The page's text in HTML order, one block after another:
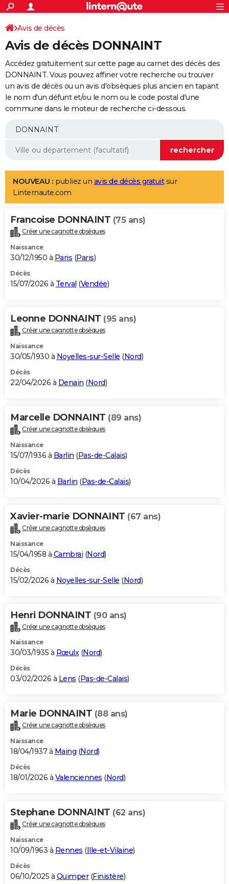
ACTUALITÉS
Politique
Société
Faits Divers
Education
Monde
Villes
+
SPORT
Coupe du monde 2026
Football
Tennis
Cyclisme
Rugby
Forum
Programme TV
TNT
Streaming
Cinéma
Sorties cinéma
Musique
+
FINANCE
Impôts
Immobilier
Risques naturels par ville
Banque
Assurance
Crédit
AUTO
Essais
Réserver un essai
Citadines
Berlines
SUV
Forum auto
+
Mobiles
Meilleur smartphone
Internet
Ordinateurs
Jeux vidéo
Guide high-tech
Aménagement intérieur
LIFESTYLE
Art de vivre
Bien-être
Loisirs
Mode
Modes de vie
Alimentation
Guide de la santé
Maladies
Médicaments
Sommeil
VOYAGE
Destinations
City break
Voyage nature
Voyage de noces
Forum
Climat
+PHOTO
GUIDES D'ACHAT
BONS PLANS
Carte de Noël
Carte Bonne année
Carte Saint-Valentin
Carte Pâques
Carte d'anniversaire
DICTIONNAIRE
Dictionnaire
Biographies
Citations
Expressions
Proverbes
PROGRAMME TV
S'inscrire
Se connecter
Lycées
Collèges
Primaires
Universités
Entreprises
Service militaire
Avis de recherche
AVIS DE DÉCÈS
Bricolage
Lifestyle
Culture
Sport
Auto
Television
Voyage
Cinema
Avis de décès
Avis de décès DONNAINT
Accédez gratuitement sur cette page au carnet des décès des
DONNAINT. Vous pouvez affiner votre recherche ou trouver
un avis de décès ou un avis d'obsèques plus ancien en tapant
le nom d'un défunt et/ou le nom ou le code postal d'une
commune dans le moteur de recherche ci-dessous.
NOUVEAU : publiez un avis de décès gratuitsur
Linternaute.com
Francoise DONNAINT (75 ans)
Créer une cagnotte obsèques
Naissance
30/12/1950 à Paris (Paris)
Décès
15/07/2026 à Terval (Vendée)
Leonne DONNAINT (95 ans)
Créer une cagnotte obsèques
Naissance
30/05/1930 à Noyelles-sur-Selle (Nord)
Décès
22/04/2026 à Denain (Nord)
Marcelle DONNAINT (89 ans)
Créer une cagnotte obsèques
Naissance
15/07/1936 à Barlin (Pas-de-Calais)
Décès
10/04/2026 à Barlin (Pas-de-Calais)
Xavier-marie DONNAINT (67 ans)
Créer une cagnotte obsèques
Naissance
15/04/1958 à Cambrai (Nord)
Décès
15/02/2026 à Noyelles-sur-Selle (Nord)
Henri DONNAINT (90 ans)
Créer une cagnotte obsèques
Naissance
30/03/1935 à Rœulx(Nord)
Décès
03/02/2026 à Lens (Pas-de-Calais)
Marie DONNAINT (88 ans)
Créer une cagnotte obsèques
Naissance
18/04/1937 à Maing (Nord)
Décès
18/01/2026 à Valenciennes (Nord)
Stephane DONNAINT (62 ans)
Créer une cagnotte obsèques
Naissance
10/09/1963 à Rennes (Ille-et-Vilaine)
Décès
06/10/2025 à Quimper(Finistère)